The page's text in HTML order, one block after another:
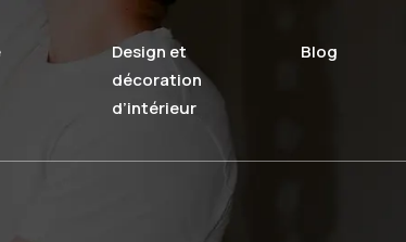
Design et
décoration
d’intérieur
Blog